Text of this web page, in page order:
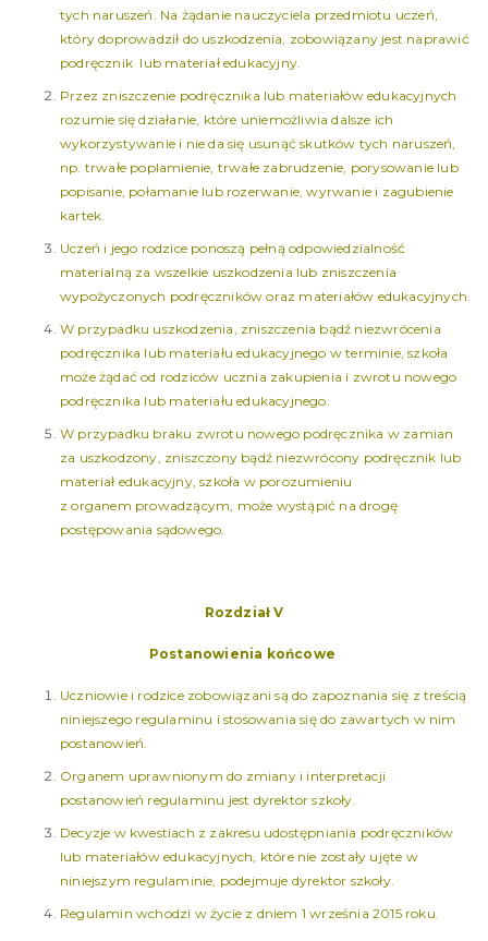
tych naruszeń. Na żądanie nauczyciela przedmiotu uczeń,
który doprowadził do uszkodzenia, zobowiązany jest naprawić
podręcznik lub materiał edukacyjny.
Przez zniszczenie podręcznika lub materiałów edukacyjnych
rozumie się działanie, które uniemożliwia dalsze ich
wykorzystywanie i nie da się usunąć skutków tych naruszeń,
np. trwałe poplamienie, trwałe zabrudzenie, porysowanie lub
popisanie, połamanie lub rozerwanie, wyrwanie i zagubienie
kartek.
Uczeń i jego rodzice ponoszą pełną odpowiedzialność
materialną za wszelkie uszkodzenia lub zniszczenia
wypożyczonych podręczników oraz materiałów edukacyjnych.
W przypadku uszkodzenia, zniszczenia bądź niezwrócenia
podręcznika lub materiału edukacyjnego w terminie, szkoła
może żądać od rodziców ucznia zakupienia i zwrotu nowego
podręcznika lub materiału edukacyjnego.
W przypadku braku zwrotu nowego podręcznika w zamian
za uszkodzony, zniszczony bądź niezwrócony podręcznik lub
materiał edukacyjny, szkoła w porozumieniu
z organem prowadzącym, może wystąpić na drogę
postępowania sądowego.
Rozdział V
Postanowienia końcowe
Uczniowie i rodzice zobowiązani są do zapoznania się z treścią
niniejszego regulaminu i stosowania się do zawartych w nim
postanowień.
Organem uprawnionym do zmiany i interpretacji
postanowień regulaminu jest dyrektor szkoły.
Decyzje w kwestiach z zakresu udostępniania podręczników
lub materiałów edukacyjnych, które nie zostały ujęte w
niniejszym regulaminie, podejmuje dyrektor szkoły.
Regulamin wchodzi w życie z dniem 1 września 2015 roku.